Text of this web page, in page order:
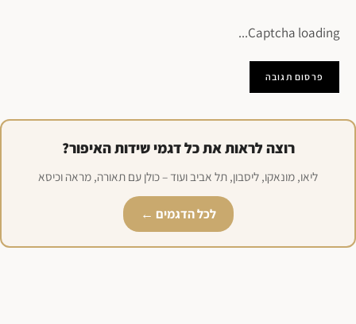
Captcha loading...
רוצה לראות את כל דגמי שידות האיפור?
ליאו, מונאקו, ליסבון, תל אביב ועוד – כולן עם תאורה, מראה וכיסא
לכל הדגמים ←